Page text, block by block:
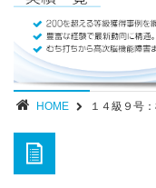
認定実績
- 後遺障害等級認
- 後遺障害等級認
部位別症状
HOME １４級９号